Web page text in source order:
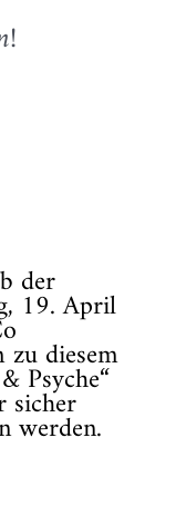
der
19. April
diesem
Psyche“
sicher
werden.